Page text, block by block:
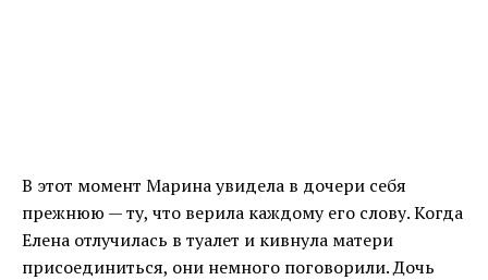
В этот момент Марина увидела в дочери себя
прежнюю — ту, что верила каждому его слову. Когда
Елена отлучилась в туалет и кивнула матери
присоединиться, они немного поговорили. Дочь